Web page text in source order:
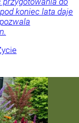
koniec lata daje